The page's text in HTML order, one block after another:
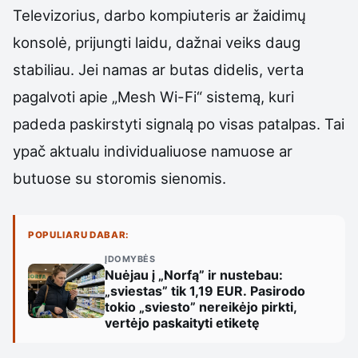
Televizorius, darbo kompiuteris ar žaidimų
konsolė, prijungti laidu, dažnai veiks daug
stabiliau. Jei namas ar butas didelis, verta
pagalvoti apie „Mesh Wi-Fi“ sistemą, kuri
padeda paskirstyti signalą po visas patalpas. Tai
ypač aktualu individualiuose namuose ar
butuose su storomis sienomis.
POPULIARU DABAR:
ĮDOMYBĖS
Nuėjau į „Norfą” ir nustebau:
„sviestas” tik 1,19 EUR. Pasirodo
tokio „sviesto” nereikėjo pirkti,
vertėjo paskaityti etiketę